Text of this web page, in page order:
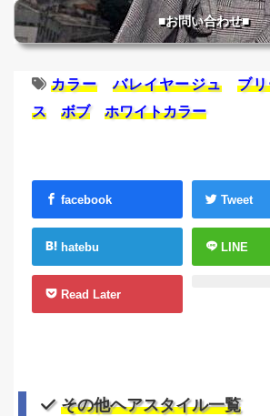
■お問い合わせ■
カラー バレイヤージュ ブ
ス
ボブ ホワイトカラー
facebook Tweet
hatebu LINE
Read Later
その他ヘアスタイル一覧